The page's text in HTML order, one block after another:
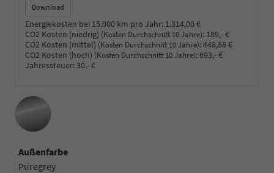
Download
Energiekosten bei 15.000 km pro Jahr: 1.314,00 €
CO2 Kosten (niedrig) (Kosten Durchschnitt 10 Jahre): 189,- €
CO2 Kosten (mittel) (Kosten Durchschnitt 10 Jahre):448,88 €
CO2 Kosten (hoch) (Kosten Durchschnitt 10 Jahre): 693,- €
Jahressteuer:30,- €
Außenfarbe
Puregrey